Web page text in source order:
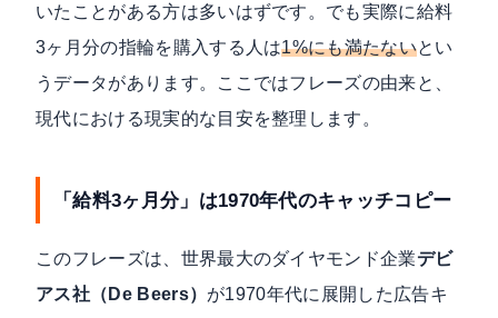
いたことがある方は多いはずです。でも実際に給料
3ヶ月分の指輪を購入する人は1%にも満たないとい
うデータがあります。ここではフレーズの由来と、
現代における現実的な目安を整理します。
「給料3ヶ月分」は1970年代のキャッチコピー
このフレーズは、世界最大のダイヤモンド企業デビ
アス社（De Beers） が1970年代に展開した広告キ